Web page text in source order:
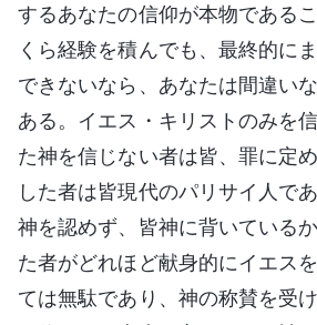
するあなたの信仰が本物である
くら経験を積んでも、最終的に
できないなら、あなたは間違い
ある。イエス・キリストのみを
た神を信じない者は皆、罪に定
した者は皆現代のパリサイ人で
神を認めず、皆神に背いている
た者がどれほど献身的にイエス
ては無駄であり、神の称賛を受